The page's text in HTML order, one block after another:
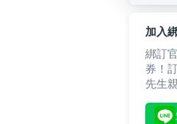
加入
綁訂
券！
先生